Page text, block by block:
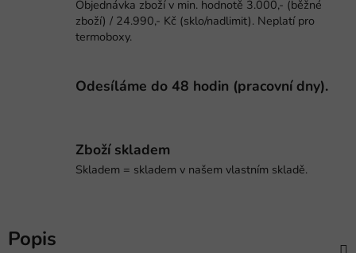
Objednávka zboží v min. hodnotě 3.000,- (běžné
zboží) / 24.990,- Kč (sklo/nadlimit). Neplatí pro
termoboxy.
Odesíláme do 48 hodin (pracovní dny).
Zboží skladem
Skladem = skladem v našem vlastním skladě.
Popis